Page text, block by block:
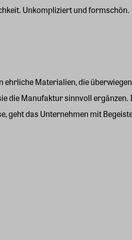
Unkompliziert und formschön.
ehrliche Materialien, die
die Manufaktur sinnvoll ergänzen.
das Unternehmen mit